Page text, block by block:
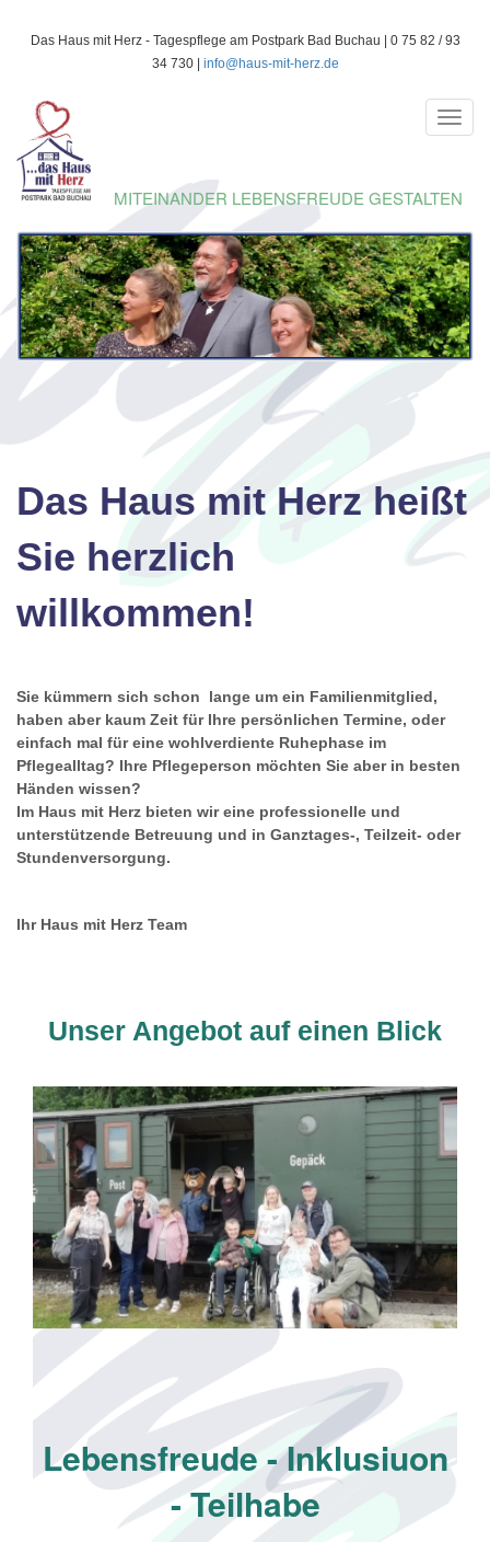
DirektDas Haus mit Herz - Tagespflege am Postpark Bad Buchau | 0 75 82 / 93
34 730 | info@haus-mit-herz.de
MITEINANDER LEBENSFREUDE GESTALTEN
Das Haus mit Herz heißt
Sie herzlich
willkommen!
Sie kümmern sich schon lange um ein Familienmitglied,
haben aber kaum Zeit für Ihre persönlichen Termine, oder
einfach mal für eine wohlverdiente Ruhephase im
Pflegealltag? Ihre Pflegeperson möchten Sie aber in besten
Händen wissen?
Im Haus mit Herz bieten wir eine professionelle und
unterstützende Betreuung und in Ganztages-, Teilzeit- oder
Stundenversorgung.
Ihr Haus mit Herz Team
Unser Angebot auf einen Blick
Lebensfreude - Inklusiuon
- Teilhabe